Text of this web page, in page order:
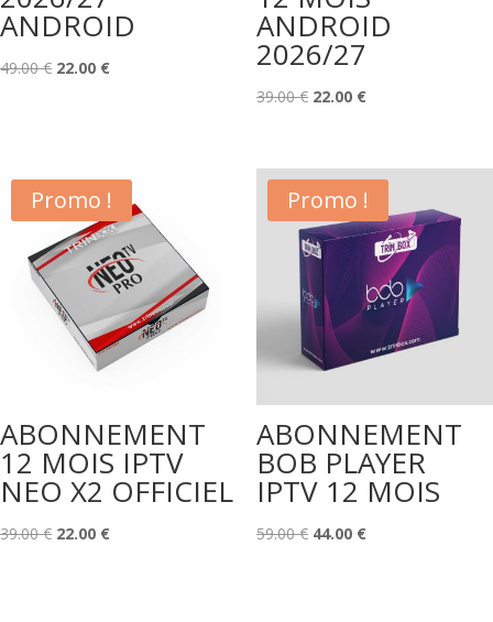
ANDROID
49.00€ Le
49.00 €.
22.00 €Le
22.00 €.
ANDROID
2026/27
39.00€ Le
était :
39.00 €.
22.00 €Le
est :
22.00 €.
Promo !
ABONNEMENT
12 MOIS IPTV
NEO X2 OFFICIEL
39.00€ Le
22.00 €Le
Promo !
ABONNEMENT
BOB PLAYER
IPTV 12 MOIS
59.00€ Le
44.00 €Le